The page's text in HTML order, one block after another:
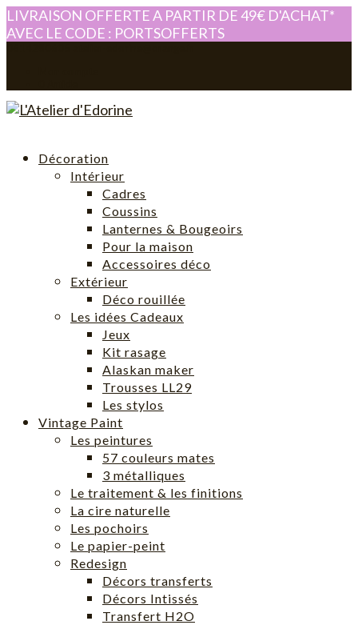
LIVRAISON OFFERTE A PARTIR DE 49€ D'ACHAT*
AVEC LE CODE : PORTSOFFERTS
Décoration
Intérieur
Cadres
Coussins
Lanternes & Bougeoirs
Pour la maison
Accessoires déco
Extérieur
Déco rouillée
Les idées Cadeaux
Jeux
Kit rasage
Alaskan maker
Trousses LL29
Les stylos
Vintage Paint
Les peintures
57 couleurs mates
3 métalliques
Le traitement & les finitions
La cire naturelle
Les pochoirs
Le papier-peint
Redesign
Décors transferts
Décors Intissés
Transfert H2O